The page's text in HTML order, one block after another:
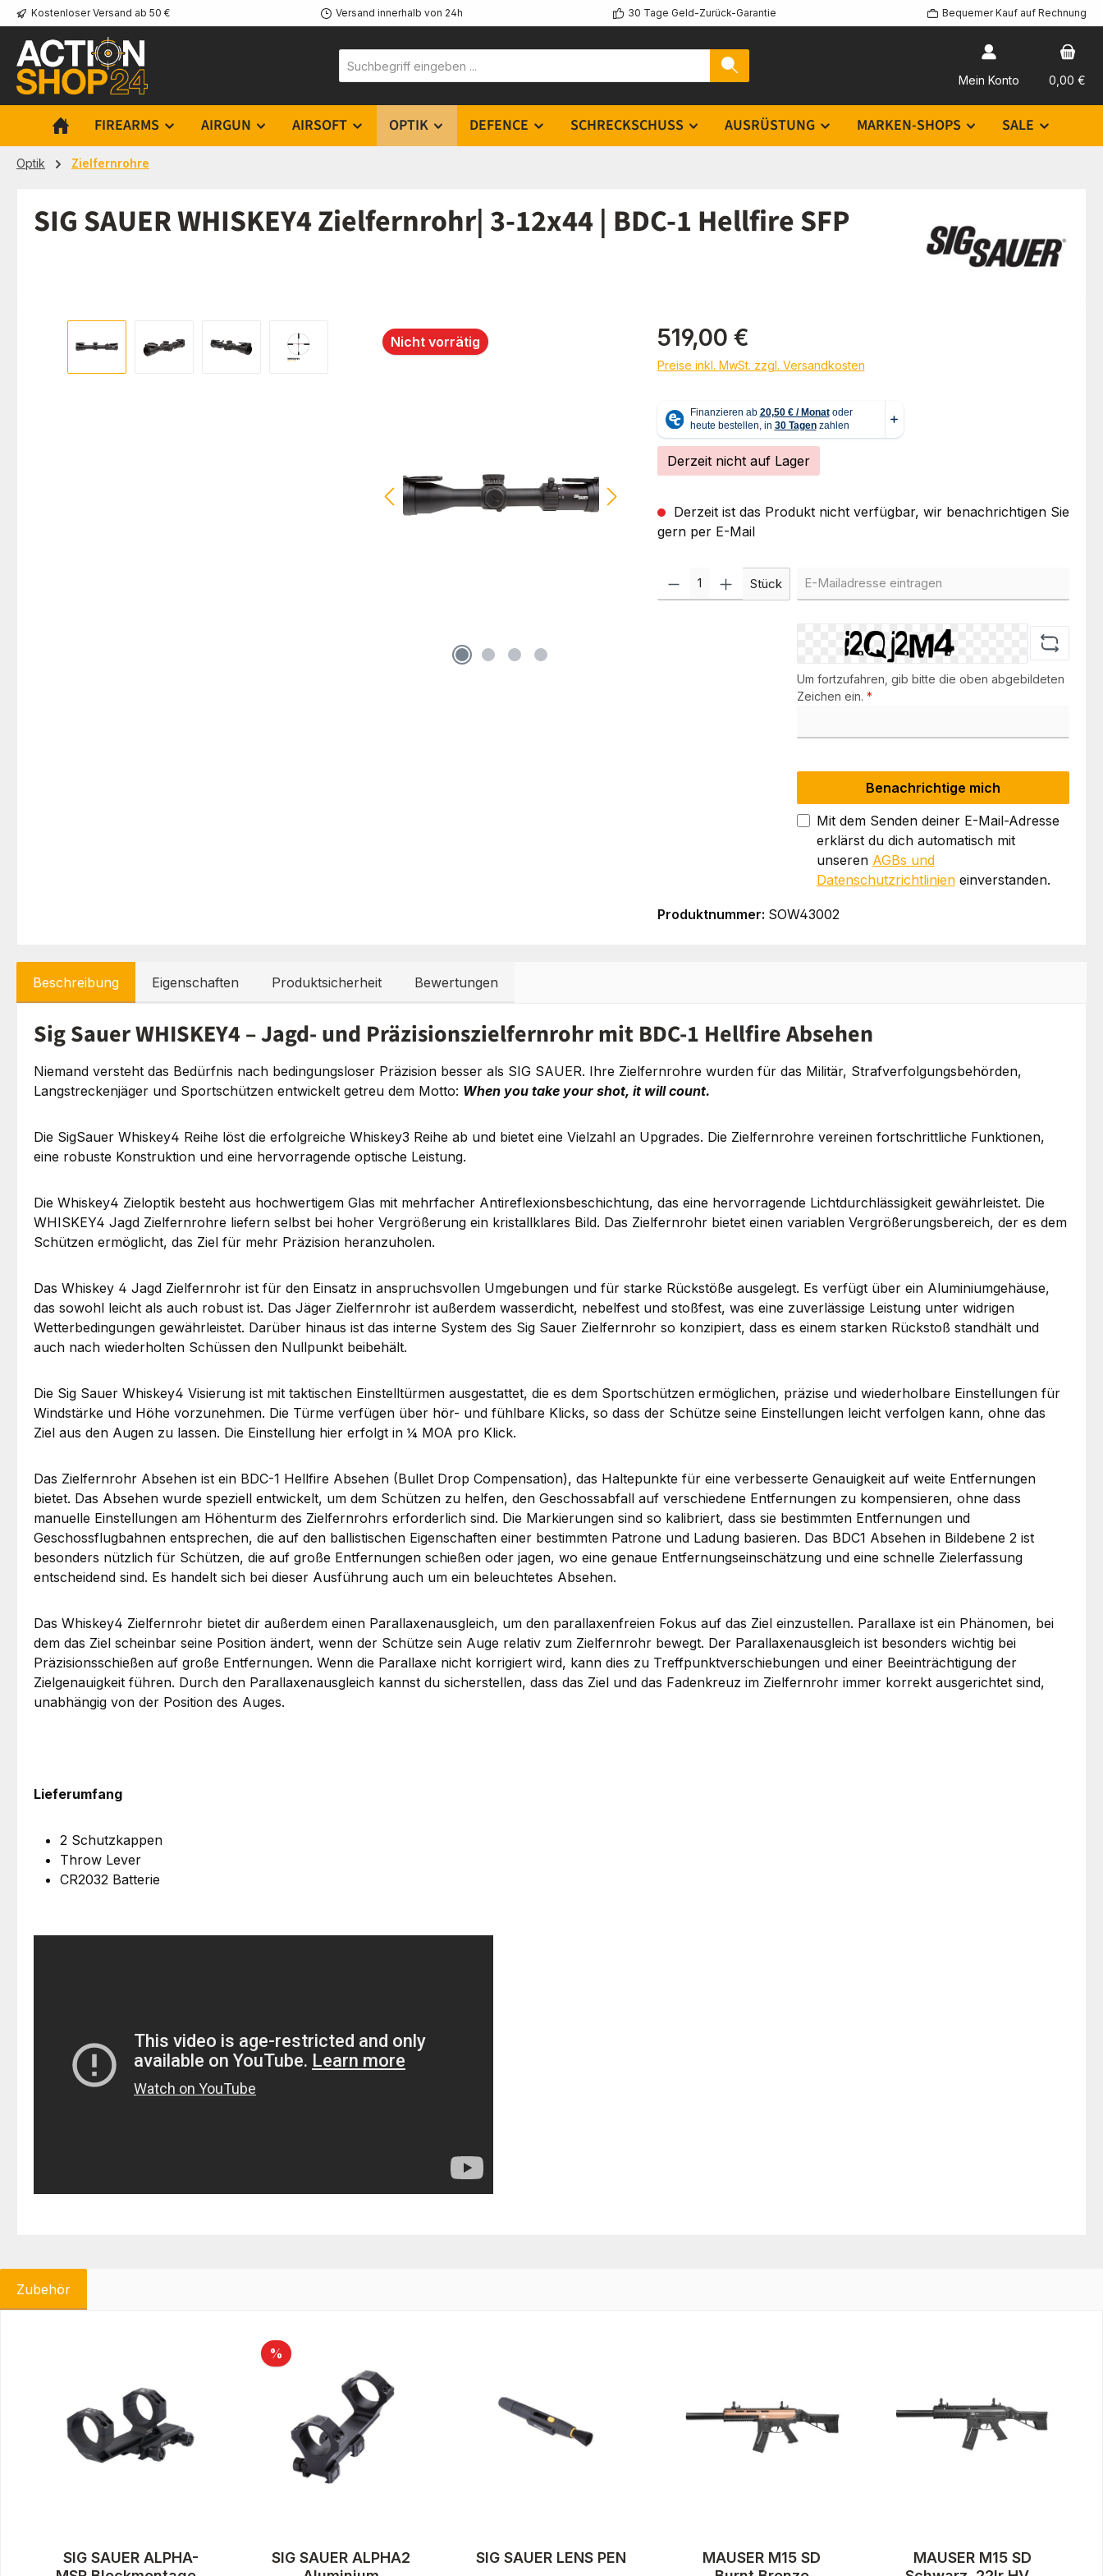
Hauptinhalt springen
Zur Suche springen
Zur Hauptnavigation springen
Kostenloser Versand ab 50 € Versand innerhalb von 24h 30 Tage Geld-Zurück-Garantie Bequemer Kauf auf Rechnung
Mein Konto 0,00 €
FIREARMS AIRGUN AIRSOFT OPTIK DEFENCE SCHRECKSCHUSS AUSRÜSTUNG MARKEN-SHOPS SALE
Optik Zielfernrohre
SIG SAUER WHISKEY4 Zielfernrohr| 3-12x44 | BDC-1 Hellfire SFP
Nicht vorrätig
Regulärer Preis:
519,00 €
Preise inkl. MwSt. zzgl. Versandkosten
Derzeit nicht auf Lager
Derzeit ist das Produkt nicht verfügbar, wir benachrichtigen Sie
gern per E-Mail
Stück
Um fortzufahren, gib bitte die oben abgebildeten
Zeichen ein. *
Benachrichtige mich
Mit dem Senden deiner E-Mail-Adresse
erklärst du dich automatisch mit
unseren AGBs und
Datenschutzrichtlinieneinverstanden.
Produktnummer: SOW43002
Beschreibung Eigenschaften Produktsicherheit Bewertungen
Sig Sauer WHISKEY4 – Jagd- und Präzisionszielfernrohr mit BDC-1 Hellfire Absehen
Niemand versteht das Bedürfnis nach bedingungsloser Präzision besser als SIG SAUER. Ihre Zielfernrohre wurden für das Militär, Strafverfolgungsbehörden,
Langstreckenjäger und Sportschützen entwickelt getreu dem Motto: When you take your shot, it will count.
Die SigSauer Whiskey4 Reihe löst die erfolgreiche Whiskey3 Reihe ab und bietet eine Vielzahl an Upgrades. Die Zielfernrohre vereinen fortschrittliche Funktionen,
eine robuste Konstruktion und eine hervorragende optische Leistung.
Die Whiskey4 Zieloptik besteht aus hochwertigem Glas mit mehrfacher Antireflexionsbeschichtung, das eine hervorragende Lichtdurchlässigkeit gewährleistet. Die
WHISKEY4 Jagd Zielfernrohre liefern selbst bei hoher Vergrößerung ein kristallklares Bild. Das Zielfernrohr bietet einen variablen Vergrößerungsbereich, der es dem
Schützen ermöglicht, das Ziel für mehr Präzision heranzuholen.
Das Whiskey 4 Jagd Zielfernrohr ist für den Einsatz in anspruchsvollen Umgebungen und für starke Rückstöße ausgelegt. Es verfügt über ein Aluminiumgehäuse,
das sowohl leicht als auch robust ist. Das Jäger Zielfernrohr ist außerdem wasserdicht, nebelfest und stoßfest, was eine zuverlässige Leistung unter widrigen
Wetterbedingungen gewährleistet. Darüber hinaus ist das interne System des Sig Sauer Zielfernrohr so konzipiert, dass es einem starken Rückstoß standhält und
auch nach wiederholten Schüssen den Nullpunkt beibehält.
Die Sig Sauer Whiskey4 Visierung ist mit taktischen Einstelltürmen ausgestattet, die es dem Sportschützen ermöglichen, präzise und wiederholbare Einstellungen für
Windstärke und Höhe vorzunehmen. Die Türme verfügen über hör- und fühlbare Klicks, so dass der Schütze seine Einstellungen leicht verfolgen kann, ohne das
Ziel aus den Augen zu lassen. Die Einstellung hier erfolgt in ¼ MOA pro Klick.
Das Zielfernrohr Absehen ist ein BDC-1 Hellfire Absehen (Bullet Drop Compensation), das Haltepunkte für eine verbesserte Genauigkeit auf weite Entfernungen
bietet. Das Absehen wurde speziell entwickelt, um dem Schützen zu helfen, den Geschossabfall auf verschiedene Entfernungen zu kompensieren, ohne dass
manuelle Einstellungen am Höhenturm des Zielfernrohrs erforderlich sind. Die Markierungen sind so kalibriert, dass sie bestimmten Entfernungen und
Geschossflugbahnen entsprechen, die auf den ballistischen Eigenschaften einer bestimmten Patrone und Ladung basieren. Das BDC1 Absehen in Bildebene 2 ist
besonders nützlich für Schützen, die auf große Entfernungen schießen oder jagen, wo eine genaue Entfernungseinschätzung und eine schnelle Zielerfassung
entscheidend sind. Es handelt sich bei dieser Ausführung auch um ein beleuchtetes Absehen.
Das Whiskey4 Zielfernrohr bietet dir außerdem einen Parallaxenausgleich, um den parallaxenfreien Fokus auf das Ziel einzustellen. Parallaxe ist ein Phänomen, bei
dem das Ziel scheinbar seine Position ändert, wenn der Schütze sein Auge relativ zum Zielfernrohr bewegt. Der Parallaxenausgleich ist besonders wichtig bei
Präzisionsschießen auf große Entfernungen. Wenn die Parallaxe nicht korrigiert wird, kann dies zu Treffpunktverschiebungen und einer Beeinträchtigung der
Zielgenauigkeit führen. Durch den Parallaxenausgleich kannst du sicherstellen, dass das Ziel und das Fadenkreuz im Zielfernrohr immer korrekt ausgerichtet sind,
unabhängig von der Position des Auges.
Lieferumfang
2 Schutzkappen
Throw Lever
CR2032 Batterie
Zubehör
SIG SAUER ALPHA-
% Rabatt
SIG SAUER ALPHA2
SIG SAUER LENS PEN
MAUSER M15 SD
MAUSER M15 SD